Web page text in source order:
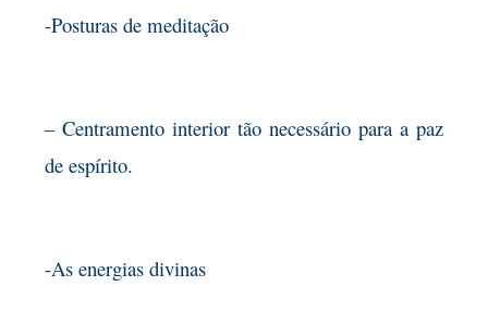
-Posturas de meditação
– Centramento interior tão necessário para a paz
de espírito.
-As energias divinas